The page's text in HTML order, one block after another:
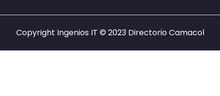
Copyright Ingenios IT © 2023 Directorio Camacol